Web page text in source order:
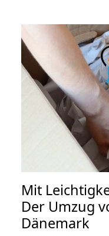
Mit
Der Umzug
Dänemark